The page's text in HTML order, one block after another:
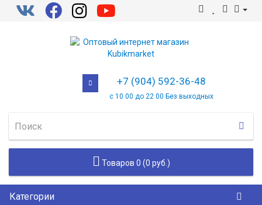
+7 (904) 592-36-48
с 10 00 до 22 00 Без выходных
Товаров 0 (0 руб.)
Категории